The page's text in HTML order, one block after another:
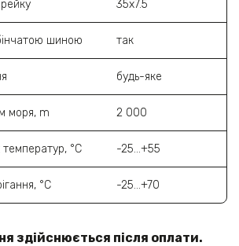
35х7.5
шиною так
будь-яке
моря, m 2 000
°C -25...+55
°C -25...+70
здійснюється після оплати.